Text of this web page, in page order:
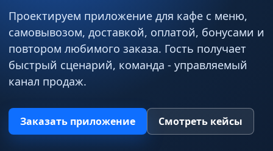
Проектируем приложение для кафе с меню,
самовывозом, доставкой, оплатой, бонусами и
повтором любимого заказа. Гость получает
быстрый сценарий, команда - управляемый
канал продаж.
Заказать приложение Смотреть кейсы